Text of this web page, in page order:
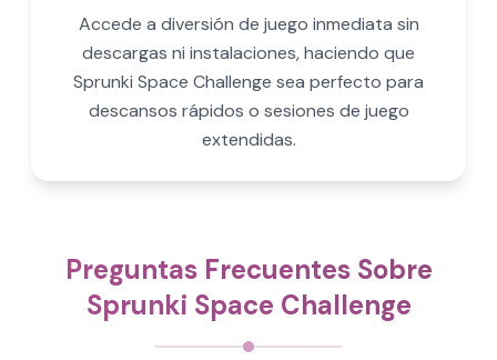
Accede a diversión de juego inmediata sin
descargas ni instalaciones, haciendo que
Sprunki Space Challenge sea perfecto para
descansos rápidos o sesiones de juego
extendidas.
Preguntas Frecuentes Sobre
Sprunki Space Challenge